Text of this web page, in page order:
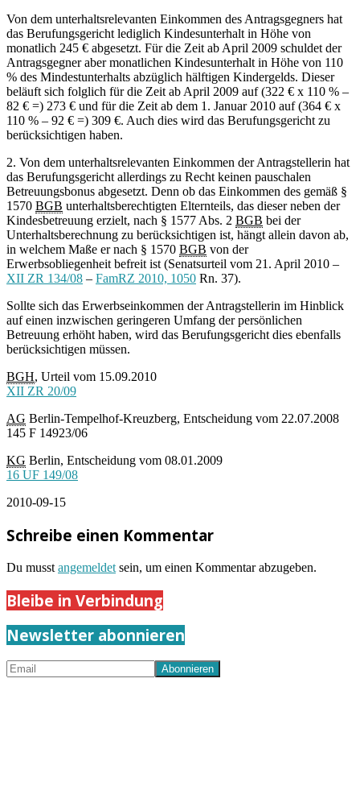
Von dem unterhaltsrelevanten Einkommen des Antragsgegners hat
das Berufungsgericht lediglich Kindesunterhalt in Höhe von
monatlich 245 € abgesetzt. Für die Zeit ab April 2009 schuldet der
Antragsgegner aber monatlichen Kindesunterhalt in Höhe von 110
% des Mindestunterhalts abzüglich hälftigen Kindergelds. Dieser
beläuft sich folglich für die Zeit ab April 2009 auf (322 € x 110 % –
82 € =) 273 € und für die Zeit ab dem 1. Januar 2010 auf (364 € x
110 % – 92 € =) 309 €. Auch dies wird das Berufungsgericht zu
berücksichtigen haben.
2. Von dem unterhaltsrelevanten Einkommen der Antragstellerin hat
das Berufungsgericht allerdings zu Recht keinen pauschalen
Betreuungsbonus abgesetzt. Denn ob das Einkommen des gemäß §
1570 BGB unterhaltsberechtigten Elternteils, das dieser neben der
Kindesbetreuung erzielt, nach § 1577 Abs. 2 BGB bei der
Unterhaltsberechnung zu berücksichtigen ist, hängt allein davon ab,
in welchem Maße er nach § 1570 BGB von der
Erwerbsobliegenheit befreit ist (Senatsurteil vom 21. April 2010 –
XII ZR 134/08 – FamRZ 2010, 1050 Rn. 37).
Sollte sich das Erwerbseinkommen der Antragstellerin im Hinblick
auf einen inzwischen geringeren Umfang der persönlichen
Betreuung erhöht haben, wird das Berufungsgericht dies ebenfalls
berücksichtigen müssen.
BGH, Urteil vom 15.09.2010
XII ZR 20/09
AG Berlin-Tempelhof-Kreuzberg, Entscheidung vom 22.07.2008
145 F 14923/06
KG Berlin, Entscheidung vom 08.01.2009
16 UF 149/08
2010-09-15
Schreibe einen Kommentar
Du musst angemeldet sein, um einen Kommentar abzugeben.
Bleibe in Verbindung
Newsletter abonnieren